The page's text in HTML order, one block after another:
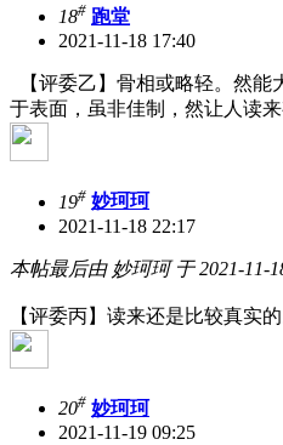
18# 跑堂
2021-11-18 17:40
【评委乙】骨相或略轻。然能
于表面，虽非佳制，然让人读来
19# 妙珂珂
2021-11-18 22:17
本帖最后由 妙珂珂 于 2021-11-
【评委丙】读来还是比较真实的
20# 妙珂珂
2021-11-19 09:25